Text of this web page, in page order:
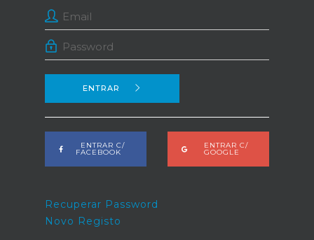
ENTRAR
ENTRAR C/
FACEBOOK
ENTRAR C/
GOOGLE
Recuperar Password
Novo Registo